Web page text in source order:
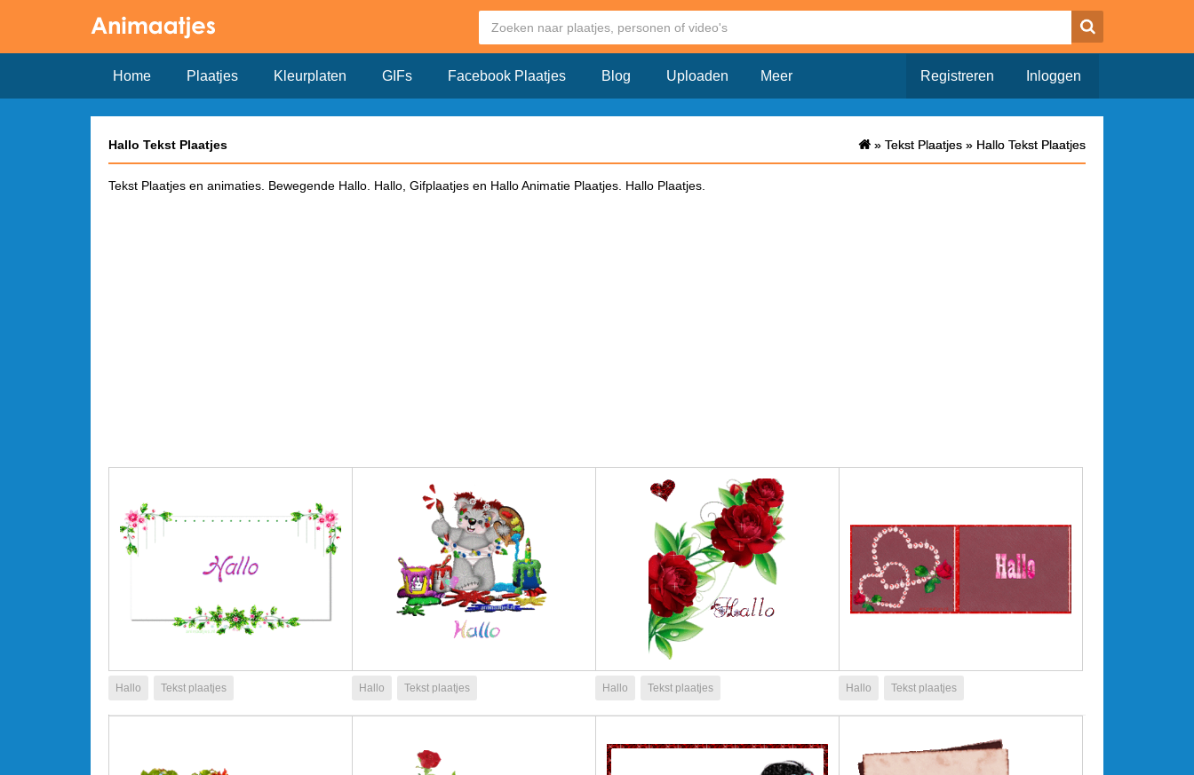
Home Plaatjes Kleurplaten GIFs Facebook Plaatjes Blog Uploaden Meer Registreren Inloggen
Hallo Tekst Plaatjes » Tekst Plaatjes » Hallo Tekst Plaatjes
» Tekst Plaatjes » Hallo Tekst Plaatjes
Tekst Plaatjes en animaties. Bewegende Hallo. Hallo, Gifplaatjes en Hallo Animatie Plaatjes. Hallo Plaatjes.
Hallo Tekst plaatjes Hallo Tekst plaatjes Hallo Tekst plaatjes Hallo Tekst plaatjes